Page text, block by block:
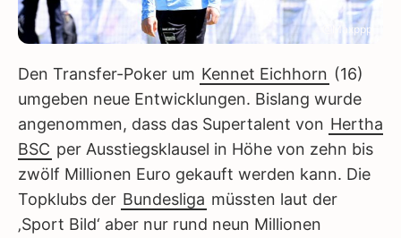
@Maxppp
Den Transfer-Poker um Kennet Eichhorn (16)
umgeben neue Entwicklungen. Bislang wurde
angenommen, dass das Supertalent von Hertha
BSC per Ausstiegsklausel in Höhe von zehn bis
zwölf Millionen Euro gekauft werden kann. Die
Topklubs der Bundesliga müssten laut der
‚Sport Bild‘ aber nur rund neun Millionen